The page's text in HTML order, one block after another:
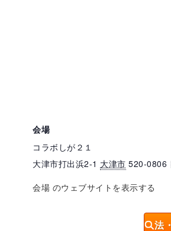
会場
コラボしが２１
大津市打出浜2-1 大津市 520-0806
会場 のウェブサイトを表示する
法